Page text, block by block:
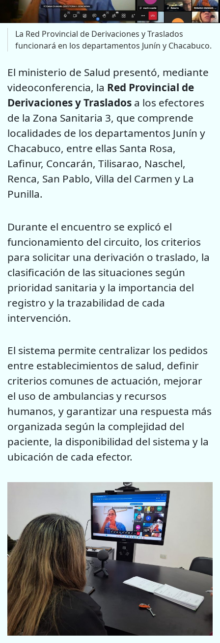
La Red Provincial de Derivaciones y Traslados
funcionará en los departamentos Junín y Chacabuco.
El ministerio de Salud presentó, mediante
videoconferencia, la Red Provincial de
Derivaciones y Traslados a los efectores
de la Zona Sanitaria 3, que comprende
localidades de los departamentos Junín y
Chacabuco, entre ellas Santa Rosa,
Lafinur, Concarán, Tilisarao, Naschel,
Renca, San Pablo, Villa del Carmen y La
Punilla.
Durante el encuentro se explicó el
funcionamiento del circuito, los criterios
para solicitar una derivación o traslado, la
clasificación de las situaciones según
prioridad sanitaria y la importancia del
registro y la trazabilidad de cada
intervención.
El sistema permite centralizar los pedidos
entre establecimientos de salud, definir
criterios comunes de actuación, mejorar
el uso de ambulancias y recursos
humanos, y garantizar una respuesta más
organizada según la complejidad del
paciente, la disponibilidad del sistema y la
ubicación de cada efector.